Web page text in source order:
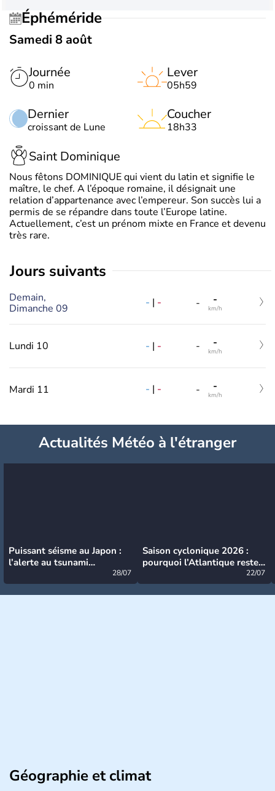
Éphéméride
Samedi 8 août
Journée
0 min
Dernier
croissant de Lune
Lever
05h59
Coucher
18h33
Saint Dominique
Nous fêtons DOMINIQUE qui vient du latin et signifie le
maître, le chef. A l’époque romaine, il désignait une
relation d’appartenance avec l’empereur. Son succès lui a
permis de se répandre dans toute l’Europe latine.
Actuellement, c’est un prénom mixte en France et devenu
très rare.
jours suivants
Demain,
Dimanche 09
- | - - -
km/h
Lundi 10 - | - - -
km/h
Mardi 11 - | - - -
km/h
Actualités Météo à l'étranger
Puissant séisme au Japon :
l’alerte au tsunami
28/07
Saison cyclonique 2026 :
pourquoi l’Atlantique reste
22/07
Géographie et climat